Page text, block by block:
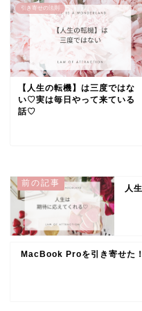
引き寄せの法則
【人生の転機】は三度ではな
い♡実は毎日やって来ている
話♡
人
MacBook Proを引き寄せた！